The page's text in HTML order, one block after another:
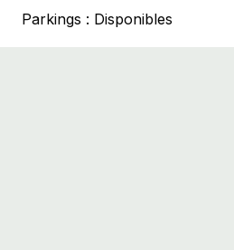
Parkings : Disponibles